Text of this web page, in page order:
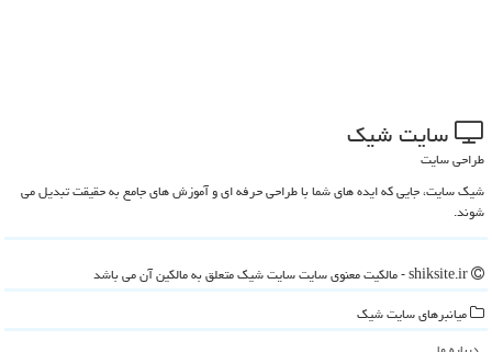
سایت شیك
طراحی سایت
شیک سایت، جایی که ایده های شما با طراحی حرفه ای و آموزش های جامع به حقیقت تبدیل می
شوند.
میانبرهای سایت شیك